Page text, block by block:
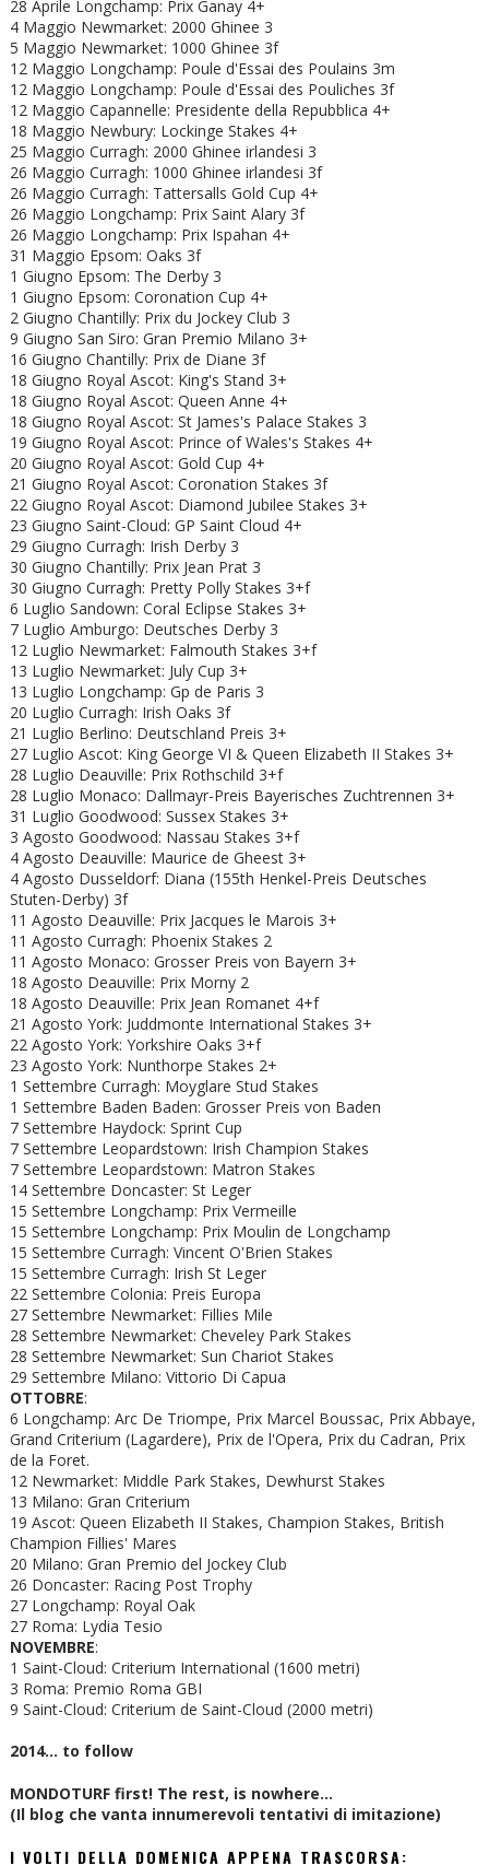
28 Aprile Longchamp: Prix Ganay 4+
4 Maggio Newmarket: 2000 Ghinee 3
5 Maggio Newmarket: 1000 Ghinee 3f
12 Maggio Longchamp: Poule d'Essai des Poulains 3m
12 Maggio Longchamp: Poule d'Essai des Pouliches 3f
12 Maggio Capannelle: Presidente della Repubblica 4+
18 Maggio Newbury: Lockinge Stakes 4+
25 Maggio Curragh: 2000 Ghinee irlandesi 3
26 Maggio Curragh: 1000 Ghinee irlandesi 3f
26 Maggio Curragh: Tattersalls Gold Cup 4+
26 Maggio Longchamp: Prix Saint Alary 3f
26 Maggio Longchamp: Prix Ispahan 4+
31 Maggio Epsom: Oaks 3f
1 Giugno Epsom: The Derby 3
1 Giugno Epsom: Coronation Cup 4+
2 Giugno Chantilly: Prix du Jockey Club 3
9 Giugno San Siro: Gran Premio Milano 3+
16 Giugno Chantilly: Prix de Diane 3f
18 Giugno Royal Ascot: King's Stand 3+
18 Giugno Royal Ascot: Queen Anne 4+
18 Giugno Royal Ascot: St James's Palace Stakes 3
19 Giugno Royal Ascot: Prince of Wales's Stakes 4+
20 Giugno Royal Ascot: Gold Cup 4+
21 Giugno Royal Ascot: Coronation Stakes 3f
22 Giugno Royal Ascot: Diamond Jubilee Stakes 3+
23 Giugno Saint-Cloud: GP Saint Cloud 4+
29 Giugno Curragh: Irish Derby 3
30 Giugno Chantilly: Prix Jean Prat 3
30 Giugno Curragh: Pretty Polly Stakes 3+f
6 Luglio Sandown: Coral Eclipse Stakes 3+
7 Luglio Amburgo: Deutsches Derby 3
12 Luglio Newmarket: Falmouth Stakes 3+f
13 Luglio Newmarket: July Cup 3+
13 Luglio Longchamp: Gp de Paris 3
20 Luglio Curragh: Irish Oaks 3f
21 Luglio Berlino: Deutschland Preis 3+
27 Luglio Ascot: King George VI & Queen Elizabeth II Stakes 3+
28 Luglio Deauville: Prix Rothschild 3+f
28 Luglio Monaco: Dallmayr-Preis Bayerisches Zuchtrennen 3+
31 Luglio Goodwood: Sussex Stakes 3+
3 Agosto Goodwood: Nassau Stakes 3+f
4 Agosto Deauville: Maurice de Gheest 3+
4 Agosto Dusseldorf: Diana (155th Henkel-Preis Deutsches
Stuten-Derby) 3f
11 Agosto Deauville: Prix Jacques le Marois 3+
11 Agosto Curragh: Phoenix Stakes 2
11 Agosto Monaco: Grosser Preis von Bayern 3+
18 Agosto Deauville: Prix Morny 2
18 Agosto Deauville: Prix Jean Romanet 4+f
21 Agosto York: Juddmonte International Stakes 3+
22 Agosto York: Yorkshire Oaks 3+f
23 Agosto York: Nunthorpe Stakes 2+
1 Settembre Curragh: Moyglare Stud Stakes
1 Settembre Baden Baden: Grosser Preis von Baden
7 Settembre Haydock: Sprint Cup
7 Settembre Leopardstown: Irish Champion Stakes
7 Settembre Leopardstown: Matron Stakes
14 Settembre Doncaster: St Leger
15 Settembre Longchamp: Prix Vermeille
15 Settembre Longchamp: Prix Moulin de Longchamp
15 Settembre Curragh: Vincent O'Brien Stakes
15 Settembre Curragh: Irish St Leger
22 Settembre Colonia: Preis Europa
27 Settembre Newmarket: Fillies Mile
28 Settembre Newmarket: Cheveley Park Stakes
28 Settembre Newmarket: Sun Chariot Stakes
29 Settembre Milano: Vittorio Di Capua
OTTOBRE:
6 Longchamp: Arc De Triompe, Prix Marcel Boussac, Prix Abbaye,
Grand Criterium (Lagardere), Prix de l'Opera, Prix du Cadran, Prix
de la Foret.
12 Newmarket: Middle Park Stakes, Dewhurst Stakes
13 Milano: Gran Criterium
19 Ascot: Queen Elizabeth II Stakes, Champion Stakes, British
Champion Fillies' Mares
20 Milano: Gran Premio del Jockey Club
26 Doncaster: Racing Post Trophy
27 Longchamp: Royal Oak
27 Roma: Lydia Tesio
NOVEMBRE:
1 Saint-Cloud: Criterium International (1600 metri)
3 Roma: Premio Roma GBI
9 Saint-Cloud: Criterium de Saint-Cloud (2000 metri)
2014... to follow
MONDOTURF first! The rest, is nowhere...
(Il blog che vanta innumerevoli tentativi di imitazione)
I VOLTI DELLA DOMENICA APPENA TRASCORSA: